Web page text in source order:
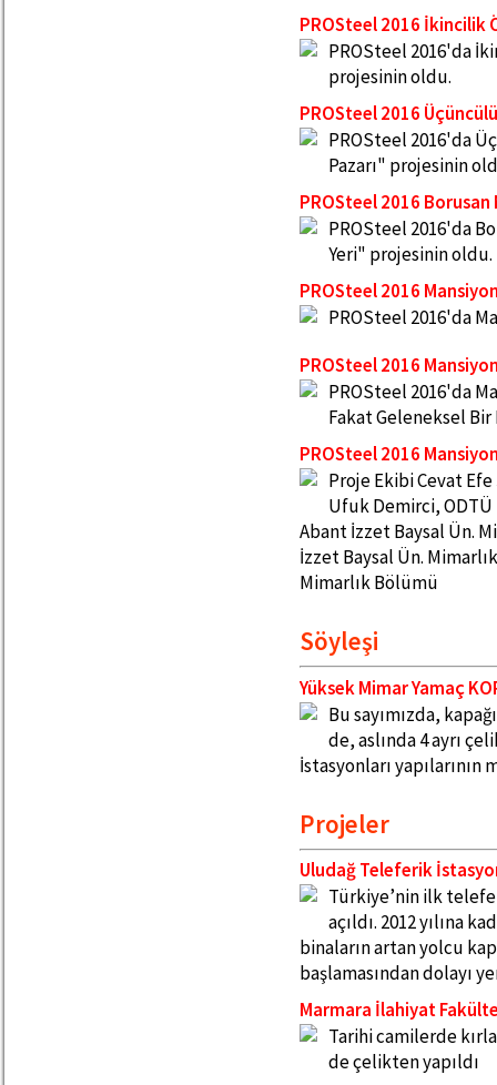
PROSteel 2016 İkincilik
PROSteel 2016'da
projesinin oldu.
PROSteel 2016
PROSteel 2016'da
Pazarı" projesinin
PROSteel 2016
PROSteel 2016'da
Yeri" projesinin oldu.
PROSteel 2016
PROSteel 2016'da
PROSteel 2016
PROSteel 2016'da
Fakat Geleneksel
PROSteel 2016
Proje Ekibi Cevat
Ufuk Demirci,
Abant İzzet Baysal Ün.
İzzet Baysal Ün.
Mimarlık Bölümü
Söyleşi
Yüksek Mimar Yamaç
Bu sayımızda,
de, aslında 4 ayrı
İstasyonları yapılarının
Projeler
Uludağ Teleferik
Türkiye’nin ilk
açıldı. 2012 yılına
binaların artan yolcu
başlamasından dolayı
Marmara İlahiyat
Tarihi camilerde
de çelikten yapıldı